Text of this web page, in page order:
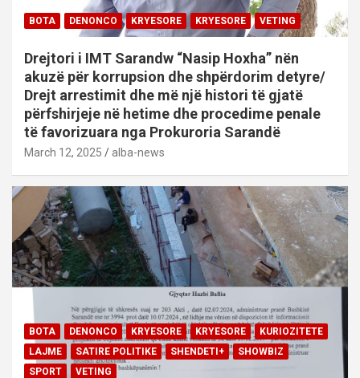
BOTA DENONCO KRYESORE KRYESORE VETING
Drejtori i IMT Sarandw “Nasip Hoxha” nën
akuzë për korrupsion dhe shpërdorim detyre/
Drejt arrestimit dhe më një histori të gjatë
përfshirjeje në hetime dhe procedime penale
të favorizuara nga Prokuroria Sarandë
March 12, 2025 alba-news
BOTA DENONCO KRYESORE KRYESORE
KURIOZITETE
LAJME
SATIRE POLITIKE SHENDETI+
SHOWBIZ
SPORT
VETING